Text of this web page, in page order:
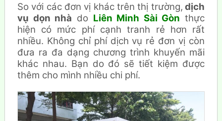
So với các đơn vị khác trên thị trường, dịch
vụ dọn nhà do Liên Minh Sài Gòn thực
hiện có mức phí cạnh tranh rẻ hơn rất
nhiều. Không chỉ phí dịch vụ rẻ đơn vị còn
đưa ra đa dạng chương trình khuyến mãi
khác nhau. Bạn do đó sẽ tiết kiệm được
thêm cho mình nhiều chi phí.